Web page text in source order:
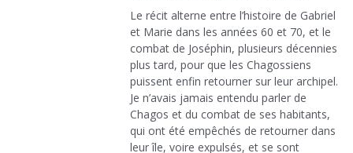
Le récit alterne entre l’histoire de Gabriel
et Marie dans les années 60 et 70, et le
combat de Joséphin, plusieurs décennies
plus tard, pour que les Chagossiens
puissent enfin retourner sur leur archipel.
Je n’avais jamais entendu parler de
Chagos et du combat de ses habitants,
qui ont été empêchés de retourner dans
leur île, voire expulsés, et se sont